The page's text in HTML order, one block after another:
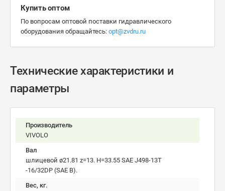
Купить оптом
По вопросам оптовой поставки гидравлического
оборудования обращайтесь: opt@zvdru.ru
Технические характеристики и
параметры
Производитель
VIVOLO
Вал
шлицевой ø21.81 z=13. H=33.55 SAE J498-13T
-16/32DP (SAE B).
Вес, кг.